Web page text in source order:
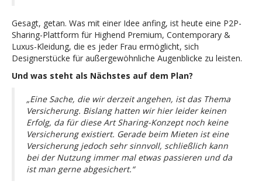
Gesagt, getan. Was mit einer Idee anfing, ist heute eine P2P-
Sharing-Plattform für Highend Premium, Contemporary &
Luxus-Kleidung, die es jeder Frau ermöglicht, sich
Designerstücke für außergewöhnliche Augenblicke zu leisten.
Und was steht als Nächstes auf dem Plan?
„Eine Sache, die wir derzeit angehen, ist das Thema
Versicherung. Bislang hatten wir hier leider keinen
Erfolg, da für diese Art Sharing-Konzept noch keine
Versicherung existiert. Gerade beim Mieten ist eine
Versicherung jedoch sehr sinnvoll, schließlich kann
bei der Nutzung immer mal etwas passieren und da
ist man gerne abgesichert.“